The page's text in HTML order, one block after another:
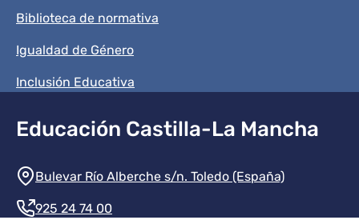
Biblioteca de normativa
Igualdad de Género
Inclusión Educativa
Educación Castilla-La Mancha
Información de la institución
Bulevar Río Alberche s/n. Toledo (España)
925 24 74 00